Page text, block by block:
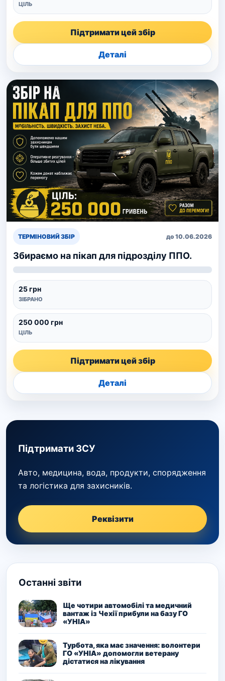
ЦІЛЬ
Підтримати цей збір
Деталі
ТЕРМІНОВИЙ ЗБІР до 10.06.2026
Збираємо на пікап для підрозділу ППО.
25 грн
ЗІБРАНО
250 000 грн
ЦІЛЬ
Підтримати цей збір
Деталі
Підтримати ЗСУ
Авто, медицина, вода, продукти, спорядження
та логістика для захисників.
Реквізити
Останні звіти
Ще чотири автомобілі та медичний
вантаж із Чехії прибули на базу ГО
«УНІА»
Турбота, яка має значення: волонтери
ГО «УНІА» допомогли ветерану
дістатися на лікування